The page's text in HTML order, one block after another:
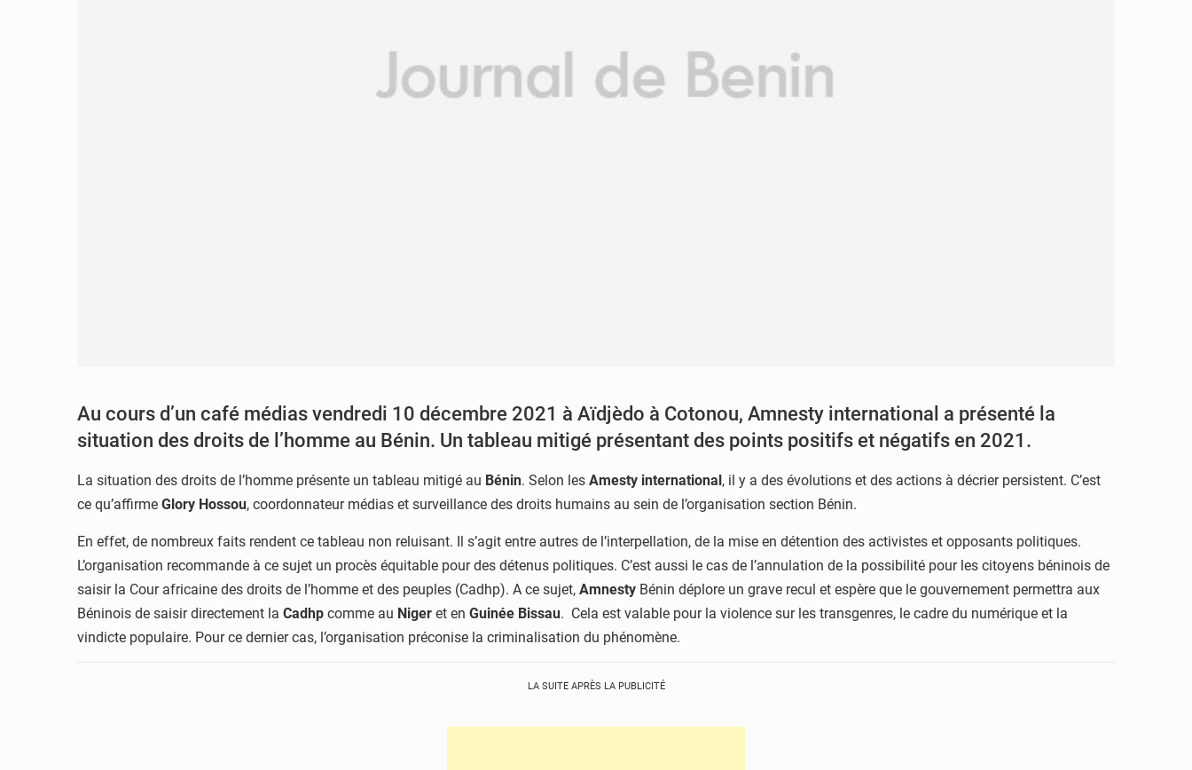
Au cours d’un café médias vendredi 10 décembre 2021 à Aïdjèdo à Cotonou, Amnesty international a présenté la
situation des droits de l’homme au Bénin. Un tableau mitigé présentant des points positifs et négatifs en 2021.
La situation des droits de l’homme présente un tableau mitigé au Bénin. Selon les Amesty international , il y a des évolutions et des actions à décrier persistent. C’est
ce qu’affirme Glory Hossou, coordonnateur médias et surveillance des droits humains au sein de l’organisation section Bénin.
En effet, de nombreux faits rendent ce tableau non reluisant. Il s’agit entre autres de l’interpellation, de la mise en détention des activistes et opposants politiques.
L’organisation recommande à ce sujet un procès équitable pour des détenus politiques. C’est aussi le cas de l’annulation de la possibilité pour les citoyens béninois de
saisir la Cour africaine des droits de l’homme et des peuples (Cadhp). A ce sujet, Amnesty Bénin déplore un grave recul et espère que le gouvernement permettra aux
Béninois de saisir directement la Cadhp comme au Niger et en Guinée Bissau. Cela est valable pour la violence sur les transgenres, le cadre du numérique et la
vindicte populaire. Pour ce dernier cas, l’organisation préconise la criminalisation du phénomène.
LA SUITE APRÈS LA PUBLICITÉ